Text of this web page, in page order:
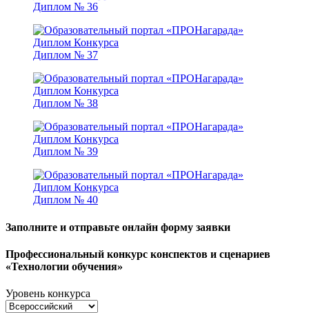
Диплом № 36
Диплом № 37
Диплом № 38
Диплом № 39
Диплом № 40
Заполните и отправьте онлайн форму заявки
Профессиональный конкурс конспектов и сценариев
«Технологии обучения»
Уровень конкурса